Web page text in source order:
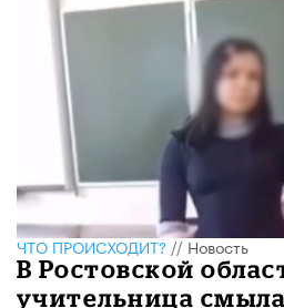
ЧТО ПРОИСХОДИТ? //Новость
В Ростовской
учительница